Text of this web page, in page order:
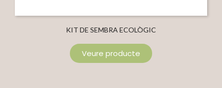
KIT DE SEMBRA ECOLÒGIC
Veure producte